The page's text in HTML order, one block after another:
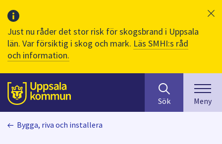
Just nu råder det stor risk för skogsbrand i Uppsala
län. Var försiktig i skog och mark. Läs SMHI:s råd
och information.
Till sidans
huvudinnehåll
efter
innehåll
på
Sök Meny
Bygga, riva och installera